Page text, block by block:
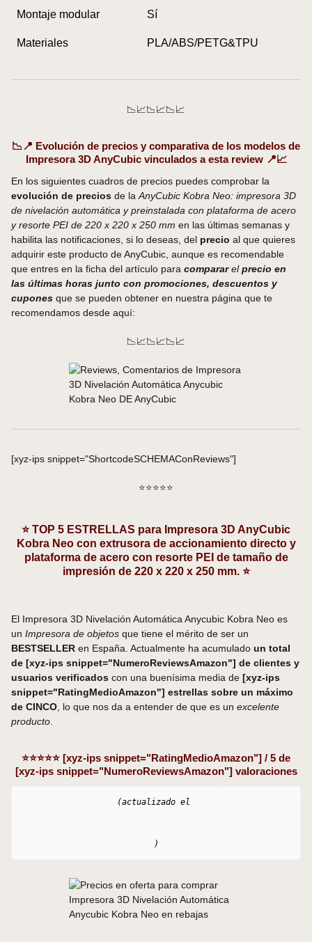
Montaje modular Sí
Materiales PLA/ABS/PETG&TPU
📉📈📉📈📉📈
📉📍 Evolución de precios y comparativa de los modelos de
Impresora 3D AnyCubic vinculados a esta review 📍📈
En los siguientes cuadros de precios puedes comprobar la
evolución de precios de laAnyCubic Kobra Neo: impresora 3D
de nivelación automática y preinstalada con plataforma de acero
y resorte PEI de 220 x 220 x 250 mm en las últimas semanas y
habilita las notificaciones, si lo deseas, del precio al que quieres
adquirir este producto de AnyCubic, aunque es recomendable
que entres en la ficha del artículo para compararel precio en
las últimas horas junto con promociones, descuentos y
cupones que se pueden obtener en nuestra página que te
recomendamos desde aquí:
📉📈📉📈📉📈
[xyz-ips snippet="ShortcodeSCHEMAConReviews"]
⭐⭐⭐⭐⭐
⭐ TOP 5 ESTRELLAS para Impresora 3D AnyCubic
Kobra Neo con extrusora de accionamiento directo y
plataforma de acero con resorte PEI de tamaño de
impresión de 220 x 220 x 250 mm. ⭐
El Impresora 3D Nivelación Automática Anycubic Kobra Neo es
un Impresora de objetos que tiene el mérito de ser un
BESTSELLER en España. Actualmente ha acumulado un total
de [xyz-ips snippet="NumeroReviewsAmazon"] de clientes y
usuarios verificados con una buenísima media de [xyz-ips
snippet="RatingMedioAmazon"] estrellas sobre un máximo
de CINCO, lo que nos da a entender de que es un excelente
producto.
⭐⭐⭐⭐⭐ [xyz-ips snippet="RatingMedioAmazon"] / 5 de
[xyz-ips snippet="NumeroReviewsAmazon"] valoraciones
(actualizado el
)